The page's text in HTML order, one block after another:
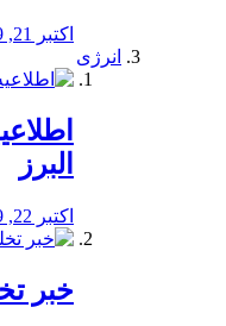
اکتبر 21, 2019
انرژی
البرز
اکتبر 22, 2019
خبر